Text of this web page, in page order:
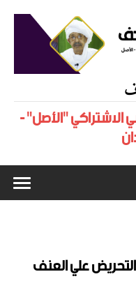
الاشتراكي "الأصل" -
علي العنف